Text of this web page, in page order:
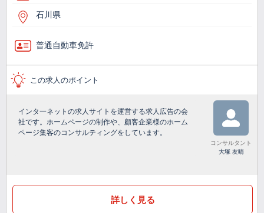
石川県
普通自動車免許
この求人のポイント
インタ一ネットの求人サイトを運営する求人広告の会
社です。ホームページの制作や、顧客企業様のホーム
ページ集客のコンサルティングをしています。
コンサルタント
大塚 友晴
詳しく見る